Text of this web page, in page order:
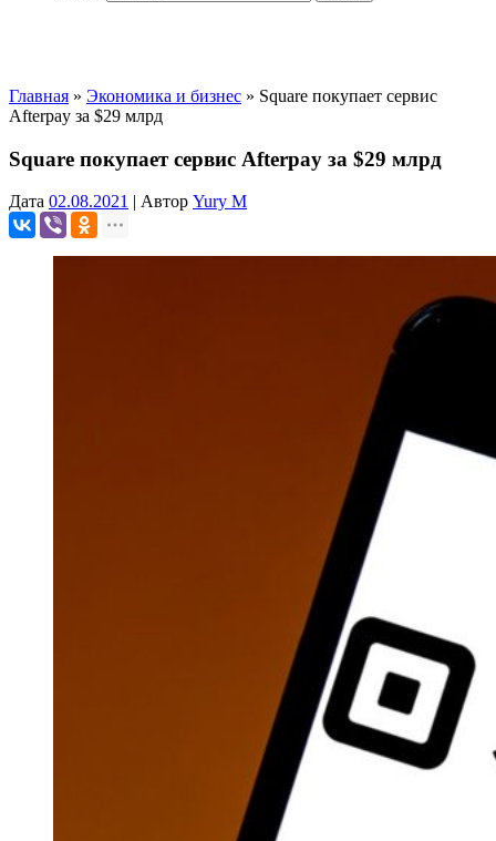
Главная » Экономика и бизнес » Square покупает сервис
Afterpay за $29 млрд
Square покупает сервис Afterpay за $29 млрд
Дата 02.08.2021 | Автор Yury M